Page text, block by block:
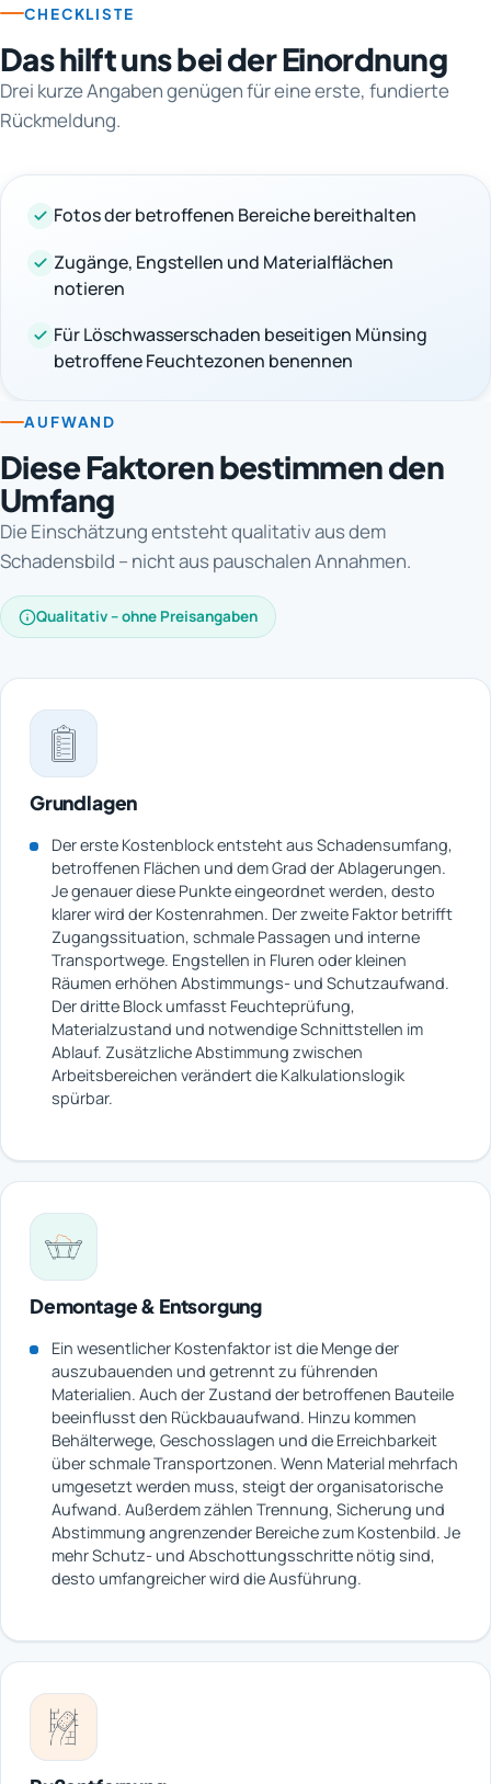
CHECKLISTE
Das hilft uns bei der Einordnung
Drei kurze Angaben genügen für eine erste, fundierte
Rückmeldung.
Fotos der betroffenen Bereiche bereithalten
Zugänge, Engstellen und Materialflächen
notieren
Für Löschwasserschaden beseitigen Münsing
betroffene Feuchtezonen benennen
AUFWAND
Diese Faktoren bestimmen den
Umfang
Die Einschätzung entsteht qualitativ aus dem
Schadensbild – nicht aus pauschalen Annahmen.
Qualitativ – ohne Preisangaben
Grundlagen
Der erste Kostenblock entsteht aus Schadensumfang,
betroffenen Flächen und dem Grad der Ablagerungen.
Je genauer diese Punkte eingeordnet werden, desto
klarer wird der Kostenrahmen. Der zweite Faktor betrifft
Zugangssituation, schmale Passagen und interne
Transportwege. Engstellen in Fluren oder kleinen
Räumen erhöhen Abstimmungs- und Schutzaufwand.
Der dritte Block umfasst Feuchteprüfung,
Materialzustand und notwendige Schnittstellen im
Ablauf. Zusätzliche Abstimmung zwischen
Arbeitsbereichen verändert die Kalkulationslogik
spürbar.
Demontage & Entsorgung
Ein wesentlicher Kostenfaktor ist die Menge der
auszubauenden und getrennt zu führenden
Materialien. Auch der Zustand der betroffenen Bauteile
beeinflusst den Rückbauaufwand. Hinzu kommen
Behälterwege, Geschosslagen und die Erreichbarkeit
über schmale Transportzonen. Wenn Material mehrfach
umgesetzt werden muss, steigt der organisatorische
Aufwand. Außerdem zählen Trennung, Sicherung und
Abstimmung angrenzender Bereiche zum Kostenbild. Je
mehr Schutz- und Abschottungsschritte nötig sind,
desto umfangreicher wird die Ausführung.